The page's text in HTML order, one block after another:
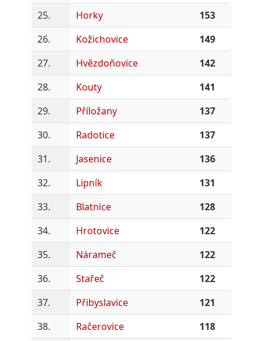
25.
Horky
153
26.
Kožichovice
149
27.
Hvězdoňovice
142
28.
Kouty
141
29.
Příložany
137
30.
Radotice
137
31.
Jasenice
136
32.
Lipník
131
33.
Blatnice
128
34.
Hrotovice
122
35.
Nárameč
122
36.
Stařeč
122
37.
Přibyslavice
121
38.
Račerovice
118